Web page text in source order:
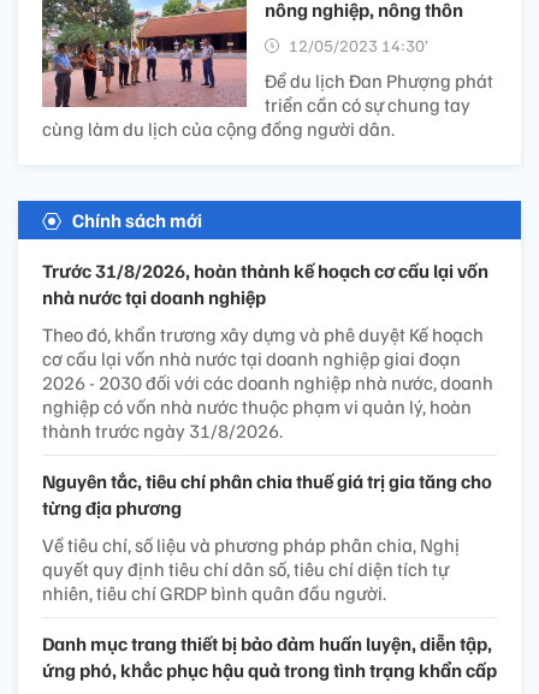
nông nghiệp, nông thôn
12/05/2023 14:30’
Để du lịch Đan Phượng phát
triển cần có sự chung tay
cùng làm du lịch của cộng đồng người dân.
Chính sách mới
Trước 31/8/2026, hoàn thành kế hoạch cơ cấu lại vốn
nhà nước tại doanh nghiệp
Theo đó, khẩn trương xây dựng và phê duyệt Kế hoạch
cơ cấu lại vốn nhà nước tại doanh nghiệp giai đoạn
2026 - 2030 đối với các doanh nghiệp nhà nước, doanh
nghiệp có vốn nhà nước thuộc phạm vi quản lý, hoàn
thành trước ngày 31/8/2026.
Nguyên tắc, tiêu chí phân chia thuế giá trị gia tăng cho
từng địa phương
Về tiêu chí, số liệu và phương pháp phân chia, Nghị
quyết quy định tiêu chí dân số, tiêu chí diện tích tự
nhiên, tiêu chí GRDP bình quân đầu người.
Danh mục trang thiết bị bảo đảm huấn luyện, diễn tập,
ứng phó, khắc phục hậu quả trong tình trạng khẩn cấp